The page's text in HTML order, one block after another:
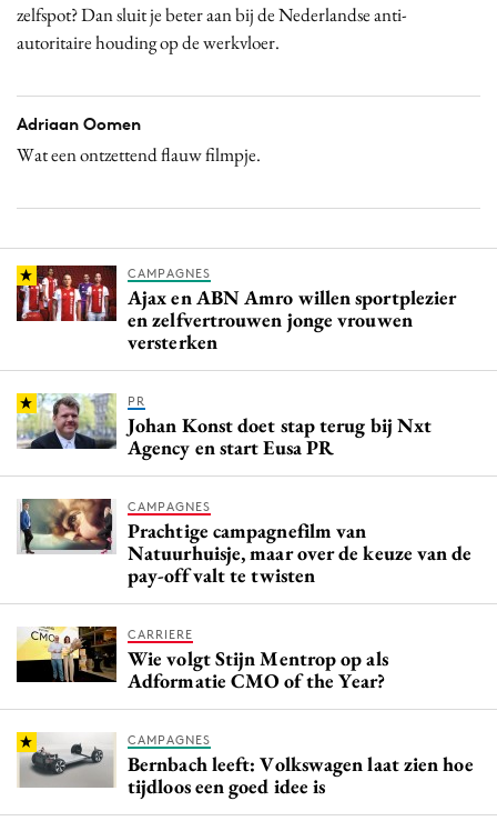
zelfspot? Dan sluit je beter aan bij de Nederlandse anti-
autoritaire houding op de werkvloer.
Adriaan Oomen
Wat een ontzettend flauw filmpje.
CAMPAGNES
Ajax en ABN Amro willen sportplezier
en zelfvertrouwen jonge vrouwen
versterken
PR
Johan Konst doet stap terug bij Nxt
Agency en start Eusa PR
CAMPAGNES
Prachtige campagnefilm van
Natuurhuisje, maar over de keuze van de
pay-off valt te twisten
CARRIERE
Wie volgt Stijn Mentrop op als
Adformatie CMO of the Year?
CAMPAGNES
Bernbach leeft: Volkswagen laat zien hoe
tijdloos een goed idee is